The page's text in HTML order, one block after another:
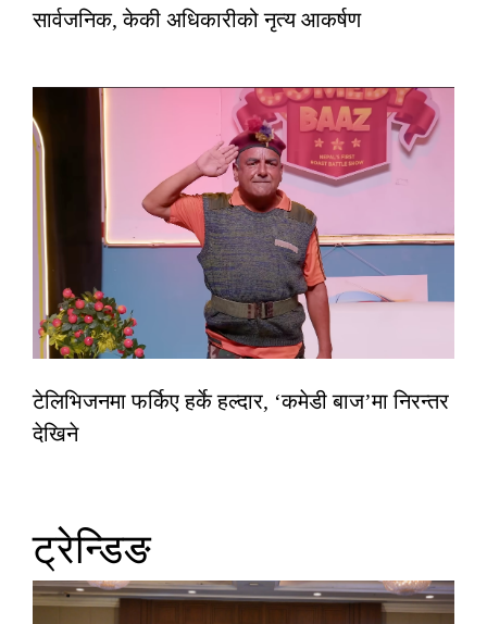
सार्वजनिक, केकी अधिकारीको नृत्य आकर्षण
टेलिभिजनमा फर्किए हर्के हल्दार, ‘कमेडी बाज’मा निरन्तर
देखिने
ट्रेन्डिङ